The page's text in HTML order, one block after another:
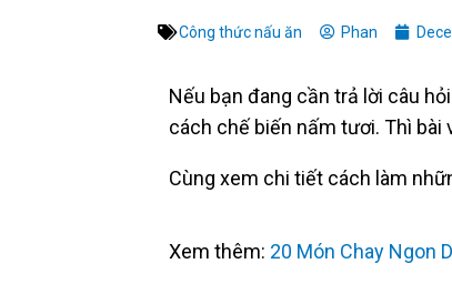
Công thức nấu ăn Phan
Nếu bạn đang cần trả lời câu
cách chế biến nấm tươi. Thì bài
Cùng xem chi tiết cách làm
Xem thêm: 20 Món Chay Ngon